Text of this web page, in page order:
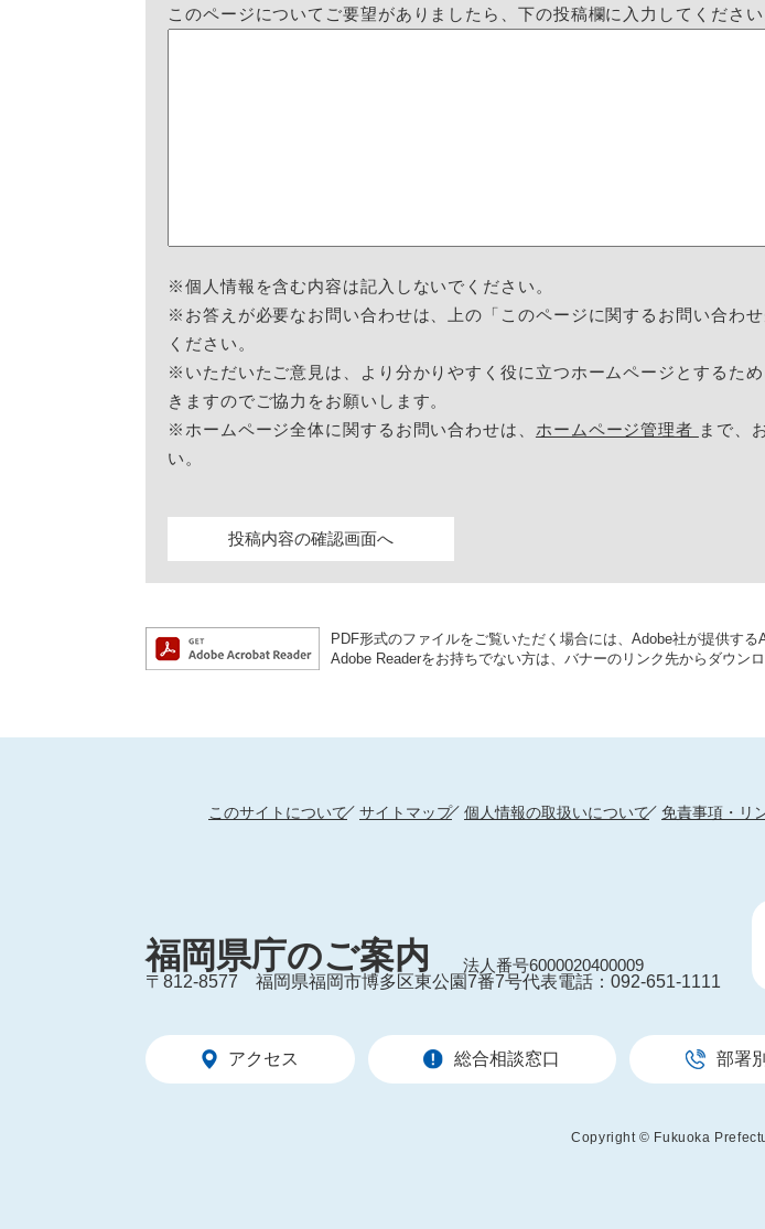
このページについてご要望がありましたら、下の投稿欄に入力してください
※個人情報を含む内容は記入しないでください。
※お答えが必要なお問い合わせは、上の「このページに関するお問い合わ
ください。
※いただいたご意見は、より分かりやすく役に立つホームページとするた
きますのでご協力をお願いします。
※ホームページ全体に関するお問い合わせは、 ホームページ管理者 まで、
い。
PDF形式のファイルをご覧いただく場合には、Adobe社が提供する
Adobe Readerをお持ちでない方は、バナーのリンク先からダウン
このサイトについて サイトマップ 個人情報の取扱いについて 免責事項・リ
福岡県庁のご案内
法人番号6000020400009
〒812-8577
福岡県福岡市博多区東公園7番7号代表電話：092-651-1111
アクセス 総合相談窓口 部署
Copyright © Fukuoka